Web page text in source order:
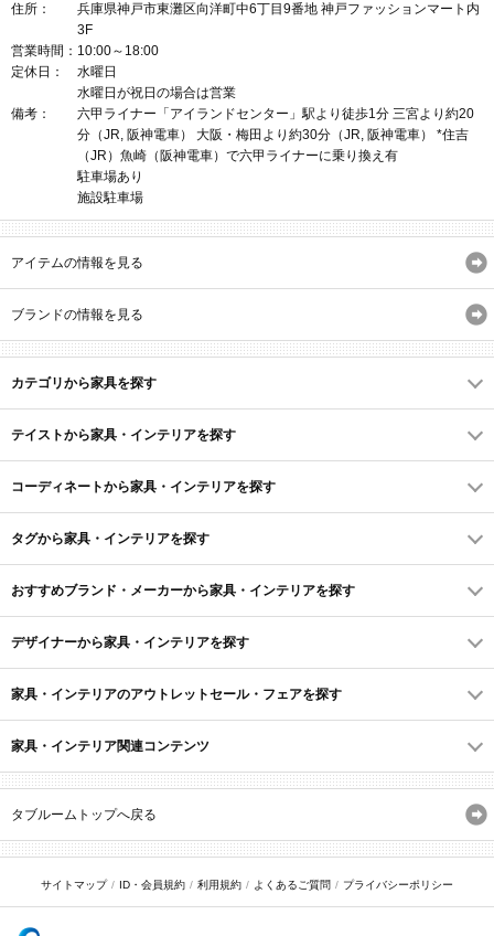
住所：
兵庫県神戸市東灘区向洋町中6丁目9番地 神戸ファッションマート内
3F
営業時間： 10:00～18:00
定休日：
水曜日
水曜日が祝日の場合は営業
備考：
六甲ライナー「アイランドセンター」駅より徒歩1分 三宮より約20
分（JR, 阪神電車） 大阪・梅田より約30分（JR, 阪神電車） *住吉
（JR）魚崎（阪神電車）で六甲ライナーに乗り換え有
駐車場あり
施設駐車場
アイテムの情報を見る
ブランドの情報を見る
カテゴリから家具を探す
テイストから家具・インテリアを探す
コーディネートから家具・インテリアを探す
タグから家具・インテリアを探す
おすすめブランド・メーカーから家具・インテリアを探す
デザイナーから家具・インテリアを探す
家具・インテリアのアウトレットセール・フェアを探す
家具・インテリア関連コンテンツ
タブルームトップへ戻る
サイトマップ ID・会員規約 利用規約 よくあるご質問 プライバシーポリシー